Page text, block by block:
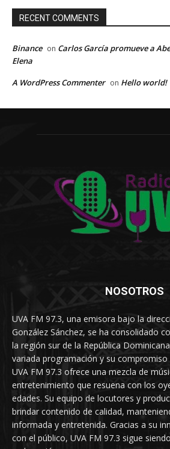
RECENT COMMENTS
Binance on Carlos García promueve a
Elena
A WordPress Commenter on Hello world!
NOSOTROS
UVA FM 97.3, una emisora bajo la
González Sánchez, se ha consolidado
la región sur de la República
variada programación y su
UVA FM 97.3 ofrece una mezcla de
entretenimiento que resuena con los
edades. Su equipo de locutores y
brindar contenido de calidad,
informada y entretenida. Gracias a su
con el público, UVA FM 97.3 sigue